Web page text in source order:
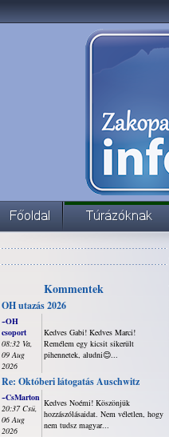
Kommentek
OH utazás 2026
~OH
csoport
08:32 Va,
09 Aug
2026
Kedves Gabi! Kedves Marci!
Remélem egy kicsit sikerült
pihennetek, aludni😊...
Re: Októberi látogatás Auschwitz
~CsMarton
20:37 Csü,
06 Aug
2026
Kedves Noémi! Köszönjük
hozzászólásaidat. Nem véletlen, hogy
nem tudsz magyar...